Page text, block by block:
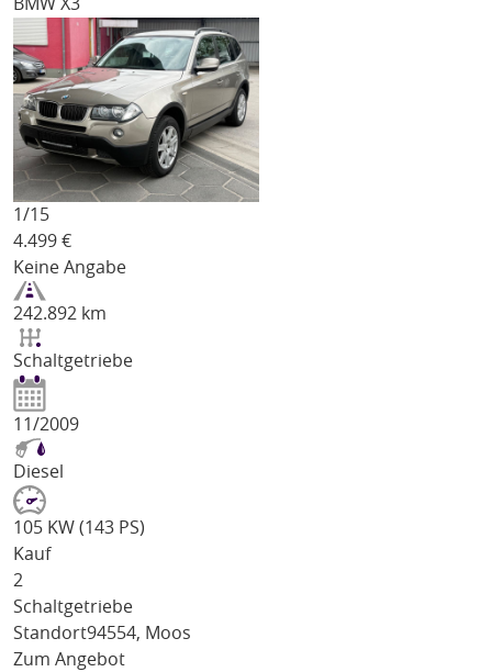
1/15
4.499 €
Keine Angabe
242.892 km
Schaltgetriebe
11/2009
Diesel
105 KW (143 PS)
Kauf
2
Schaltgetriebe
Standort94554, Moos
Zum Angebot